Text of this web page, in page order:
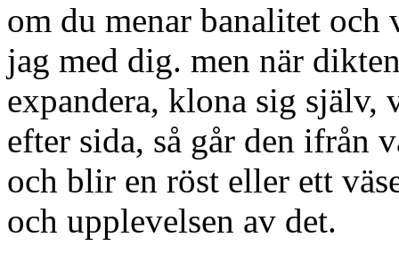
om du menar banalitet och
jag med dig. men när
expandera, klona sig själv,
efter sida, så går den ifrån
och blir en röst eller ett
och upplevelsen av det.